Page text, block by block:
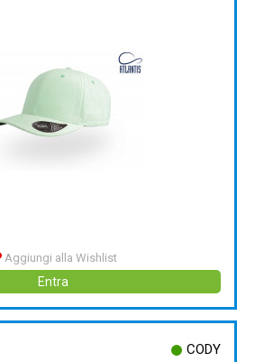
Aggiungi alla Wishlist
Entra
CODY